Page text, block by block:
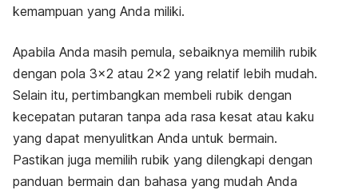
kemampuan yang Anda miliki.
Apabila Anda masih pemula, sebaiknya memilih rubik
dengan pola 3×2 atau 2×2 yang relatif lebih mudah.
Selain itu, pertimbangkan membeli rubik dengan
kecepatan putaran tanpa ada rasa kesat atau kaku
yang dapat menyulitkan Anda untuk bermain.
Pastikan juga memilih rubik yang dilengkapi dengan
panduan bermain dan bahasa yang mudah Anda